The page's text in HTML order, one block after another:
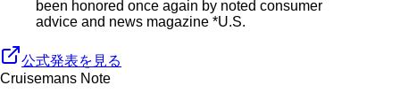
been honored once again by noted consumer
advice and news magazine *U.S.
公式発表を見る
Cruisemans Note